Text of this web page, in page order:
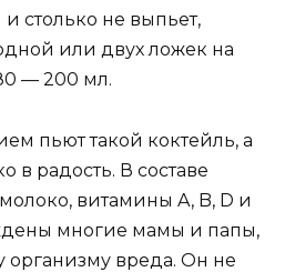
столько не выпьет,
или двух ложек на
— 200 мл.
пьют такой коктейль, а
в радость. В составе
витамины A, B, D и
многие мамы и папы,
организму вреда. Он не